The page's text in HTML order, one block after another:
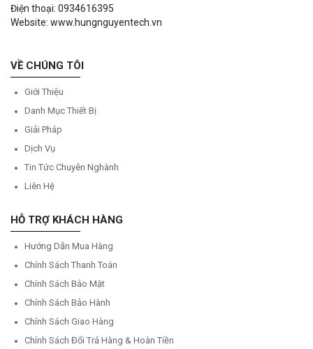
Điện thoại: 0934616395
Website: www.hungnguyentech.vn
VỀ CHÚNG TÔI
Giới Thiệu
Danh Mục Thiết Bị
Giải Pháp
Dịch Vụ
Tin Tức Chuyên Nghành
Liên Hệ
HỖ TRỢ KHÁCH HÀNG
Hướng Dẫn Mua Hàng
Chính Sách Thanh Toán
Chính Sách Bảo Mật
Chính Sách Bảo Hành
Chính Sách Giao Hàng
Chính Sách Đổi Trả Hàng & Hoàn Tiền